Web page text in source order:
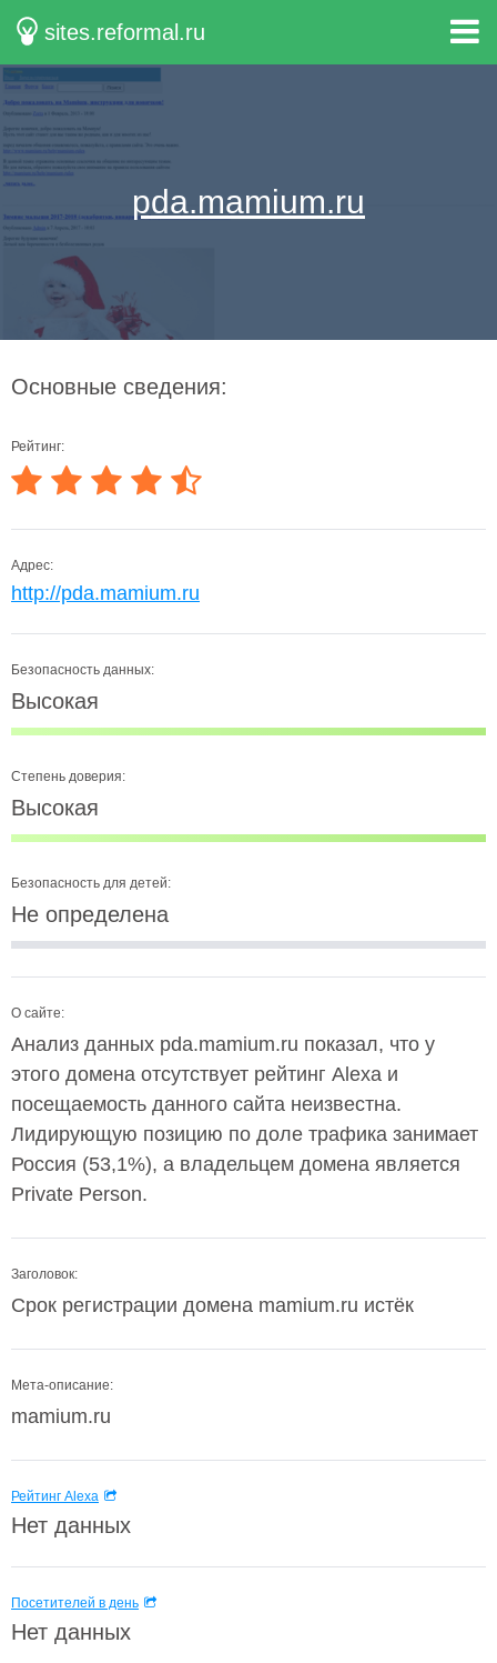
sites.reformal.ru
pda.mamium.ru
Основные сведения:
Рейтинг:
Адрес:
http://pda.mamium.ru
Безопасность данных:
Высокая
Степень доверия:
Высокая
Безопасность для детей:
Не определена
О сайте:
Анализ данных pda.mamium.ru показал, что у
этого домена отсутствует рейтинг Alexa и
посещаемость данного сайта неизвестна.
Лидирующую позицию по доле трафика занимает
Россия (53,1%), а владельцем домена является
Private Person.
Заголовок:
Срок регистрации домена mamium.ru истёк
Мета-описание:
mamium.ru
Рейтинг Alexa
Нет данных
Посетителей в день
Нет данных